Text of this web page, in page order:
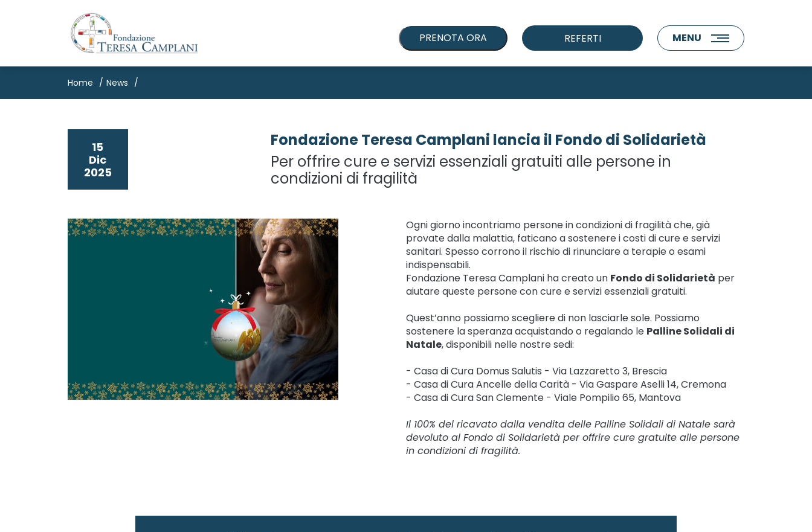
PRENOTA ORA REFERTI MENU
Home News
15
Dic
2025
Fondazione Teresa Camplani lancia il Fondo di Solidarietà
Per offrire cure e servizi essenziali gratuiti alle persone in
condizioni di fragilità
Ogni giorno incontriamo persone in condizioni di fragilità che, già
provate dalla malattia, faticano a sostenere i costi di cure e servizi
sanitari. Spesso corrono il rischio di rinunciare a terapie o esami
indispensabili.
Fondazione Teresa Camplani ha creato un Fondo di Solidarietà per
aiutare queste persone con cure e servizi essenziali gratuiti.
Quest’anno possiamo scegliere di non lasciarle sole. Possiamo
sostenere la speranza acquistando o regalando le Palline Solidali di
Natale, disponibili nelle nostre sedi:
- Casa di Cura Domus Salutis - Via Lazzaretto 3, Brescia
- Casa di Cura Ancelle della Carità - Via Gaspare Aselli 14, Cremona
- Casa di Cura San Clemente - Viale Pompilio 65, Mantova
Il 100% del ricavato dalla vendita delle Palline Solidali di Natale sarà
devoluto al Fondo di Solidarietà per offrire cure gratuite alle persone
in condizioni di fragilità.